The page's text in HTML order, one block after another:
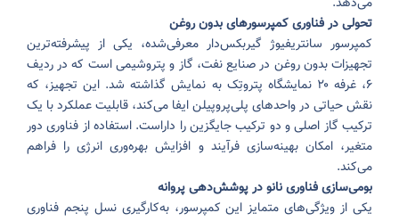
تحولی در فناوری کمپرسورهای بدون روغن
کمپرسور سانتریفیوژ گیربکس‌دار معرفی‌شده، یکی از پیشرفته‌ترین
تجهیزات بدون روغن در صنایع نفت، گاز و پتروشیمی است که در ردیف
۶، غرفه ۲۰ نمایشگاه پتروتِک به نمایش گذاشته شد. این تجهیز، که
نقش حیاتی در واحدهای پلی‌پروپیلن ایفا می‌کند، قابلیت عملکرد با یک
ترکیب گاز اصلی و دو ترکیب جایگزین را داراست. استفاده از فناوری دور
متغیر، امکان بهینه‌سازی فرآیند و افزایش بهره‌وری انرژی را فراهم
می‌کند.
بومی‌سازی فناوری نانو در پوشش‌دهی پروانه
یکی از ویژگی‌های متمایز این کمپرسور، به‌کارگیری نسل پنجم فناوری